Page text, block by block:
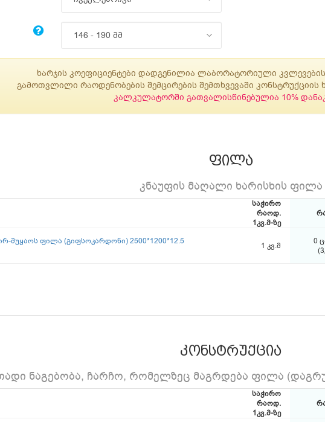
ხარჯის კოეფიციენტები დადგენილია ლაბორატორიული
გამოთვლილი რაოდენობების შემცირების შემთხვევაში კონსტრუქციის
კალკულატორში გათვალისწინებულია 10%
ფილა
კნაუფის მაღალი ხარისხის ფილა
საჭირო
რაოდ.
1კვ.მ-ზე
მუყაოს ფილა (გიფსოკარდონი) 2500*1200*12.5
1 კვ.მ
0
კონსტრუქცია
ნაგებობა, ჩარჩო, რომელზეც მაგრდება ფილა
საჭირო
რაოდ.
1კვ.მ-ზე